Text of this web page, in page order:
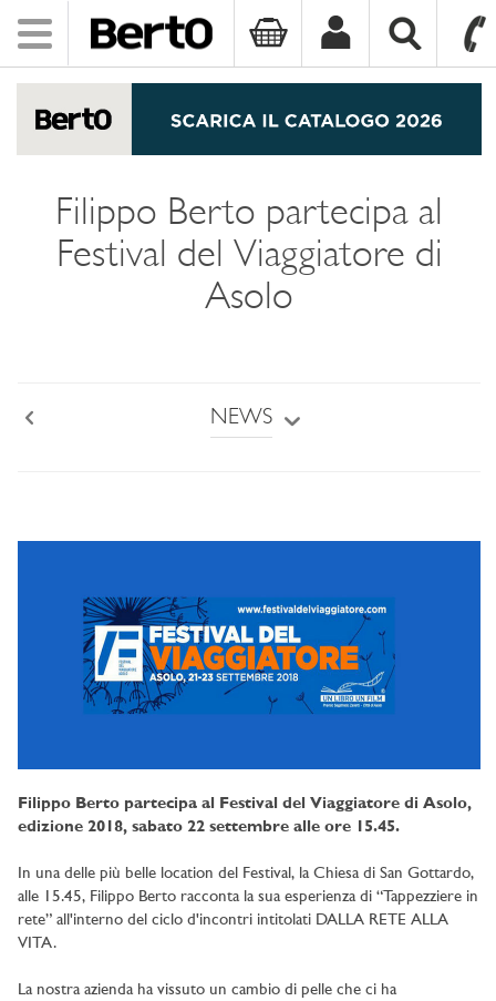
Toggle
navigation
Filippo Berto partecipa al
Festival del Viaggiatore di
Asolo
NEWS
Filippo Berto partecipa al Festival del Viaggiatore di Asolo,
edizione 2018, sabato 22 settembre alle ore 15.45.
In una delle più belle location del Festival, la Chiesa di San Gottardo,
alle 15.45, Filippo Berto racconta la sua esperienza di “Tappezziere in
rete” all'interno del ciclo d'incontri intitolati DALLA RETE ALLA
VITA.
La nostra azienda ha vissuto un cambio di pelle che ci ha